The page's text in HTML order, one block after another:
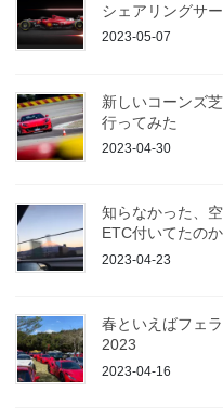
シェアリングサ
2023-05-07
新しいコーンズ
行ってみた
2023-04-30
知らなかった、
ETC付いてたのか
2023-04-23
春といえばフェ
2023
2023-04-16